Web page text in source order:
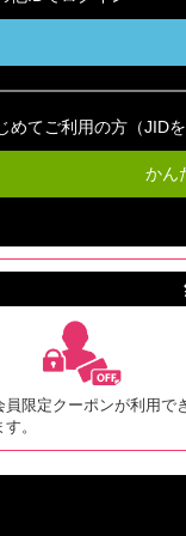
めてご利用の方（JID
かん
員限定クーポンが利用で
す。